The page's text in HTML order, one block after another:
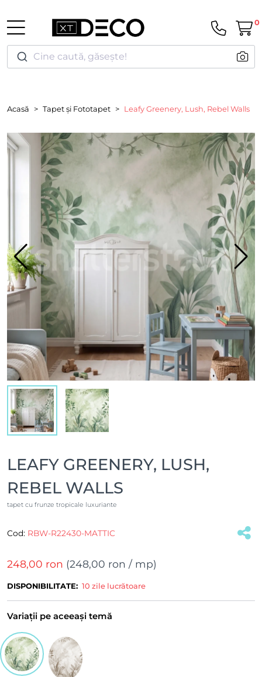
Cine caută, găsește!
0
Acasă Tapet și Fototapet Leafy Greenery, Lush, Rebel Walls
LEAFY GREENERY, LUSH,
REBEL WALLS
tapet cu frunze tropicale luxuriante
Cod: RBW-R22430-MATTIC
248,00 ron (248,00 ron / mp)
DISPONIBILITATE: 10 zile lucrătoare
Variații pe aceeași temă